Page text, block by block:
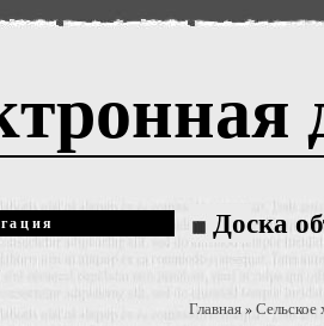
Доска
Главная»Сельское